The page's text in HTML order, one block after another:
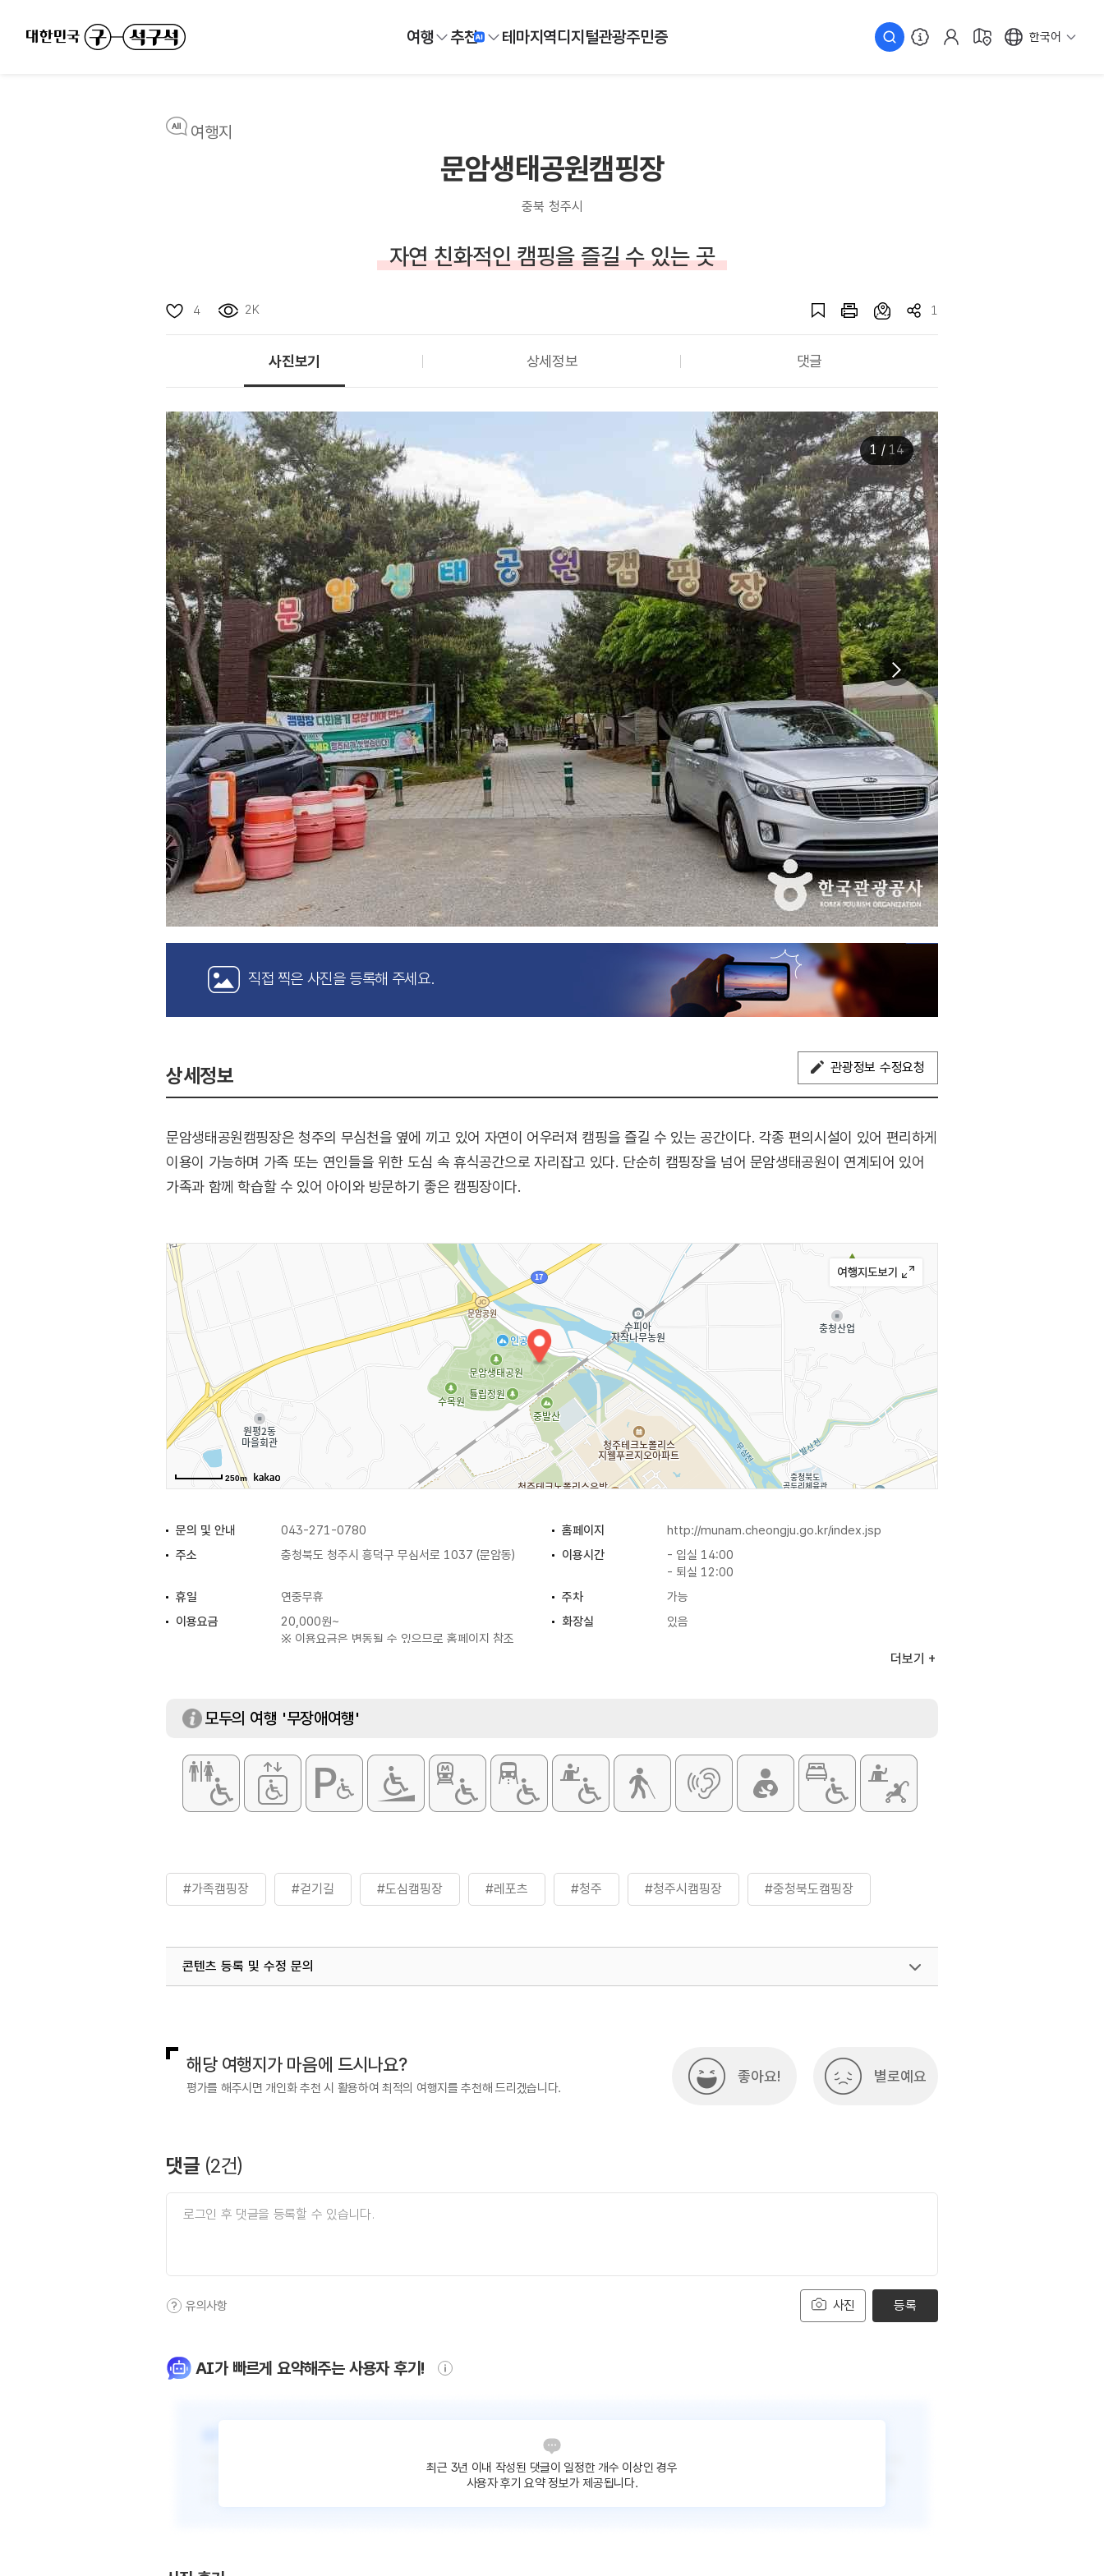
여행 추천 테마지역디지털관광주민증 한국어
여행지
문암생태공원캠핑장
충북 청주시
자연 친화적인 캠핑을 즐길 수 있는 곳
4 2K 1
사진보기 상세정보 댓글
1 / 14
직접 찍은 사진을 등록해 주세요.
상세정보 관광정보 수정요청
문암생태공원캠핑장은 청주의 무심천을 옆에 끼고 있어 자연이 어우러져 캠핑을 즐길 수 있는 공간이다. 각종 편의시설이 있어 편리하게
이용이 가능하며 가족 또는 연인들을 위한 도심 속 휴식공간으로 자리잡고 있다. 단순히 캠핑장을 넘어 문암생태공원이 연계되어 있어
가족과 함께 학습할 수 있어 아이와 방문하기 좋은 캠핑장이다.
250m
문의 및 안내 043-271-0780 홈페이지
http://munam.cheongju.go.kr/index.jsp
주소
충청북도 청주시 흥덕구 무심서로 1037 (문암동) 이용시간
- 입실 14:00
- 퇴실 12:00
휴일
연중무휴 주차
가능
이용요금
20,000원~
※ 이용요금은 변동될 수 있으므로 홈페이지 참조
화장실 있음
더보기
모두의 여행 '무장애여행'
#가족캠핑장 #걷기길 #도심캠핑장 #레포츠 #청주 #청주시캠핑장 #충청북도캠핑장
콘텐츠 등록 및 수정 문의
해당 여행지가 마음에 드시나요?
평가를 해주시면 개인화 추천 시 활용하여 최적의 여행지를 추천해 드리겠습니다.
좋아요! 별로예요
댓글 (2건)
사진
유의사항 등록
AI가 빠르게 요약해주는 사용자 후기!
최근 3년 이내 작성된 댓글이 일정한 개수 이상인 경우
사용자 후기 요약 정보가 제공됩니다.